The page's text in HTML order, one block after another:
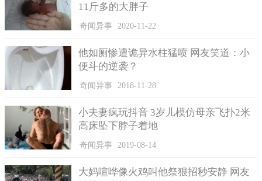
面上，所以人们认为它就是传说中的美人鱼，但是它到底是不是
真的美人鱼，没有人敢断定，毕竟没有亲眼看到过，由于人类的
捕杀，这类生物早在四千多年前就所剩无几，现在要想找到它，
更是困难。
凡事到菲律宾游玩的人都想一睹“美人鱼”的风采，所以很多
人都选择潜水这一项目。据说儒艮一般在7点左右进食，也只有这
它以海草为食，性格温和，憨厚得很，看到它你就会觉得诧
异，原来人们口中的美人鱼，竟然是一条如此呆萌的大鱼啊。它
没有曼妙的身姿，没有美妙的歌喉，之后胖乎乎的身体和略显笨
它呆萌的样子逗乐了。
11斤多的大胖子
奇闻异事 2020-11-22
他如厕惨遭诡异水柱猛喷 网友笑道：小
便斗的逆袭？
奇闻异事 2018-11-28
小夫妻疯玩抖音 3岁儿模仿母亲飞扑2米
高床坠下脖子着地
奇闻异事 2019-08-14
大妈喧哗像火鸡叫他祭狠招秒安静 网友